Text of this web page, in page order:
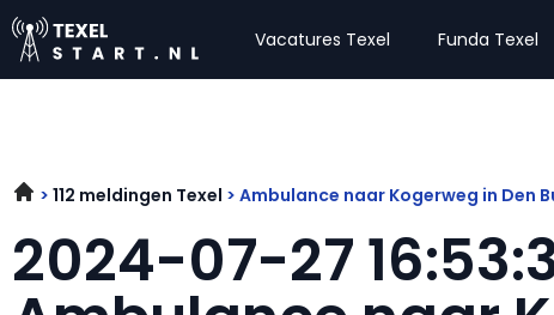
Vacatures Texel Funda Texel
112 meldingen Texel Ambulance naar Kogerweg in Den
2024-07-27